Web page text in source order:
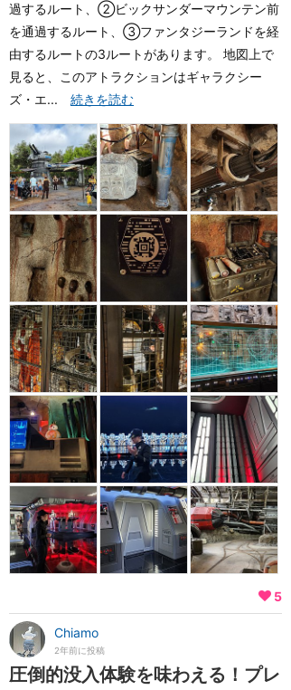
過するルート、②ビックサンダーマウンテン前
を通過するルート、③ファンタジーランドを経
由するルートの3ルートがあります。 地図上で
見ると、このアトラクションはギャラクシー
ズ・エ... 続きを読む
5
Chiamo
2年前に投稿
圧倒的没入体験を味わえる！プレ